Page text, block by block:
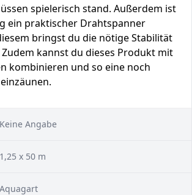
spielerisch stand. Außerdem ist
ein praktischer Drahtspanner
bringst du die nötige Stabilität
kannst du dieses Produkt mit
kombinieren und so eine noch
Keine Angabe
1,25 x 50 m
Aquagart